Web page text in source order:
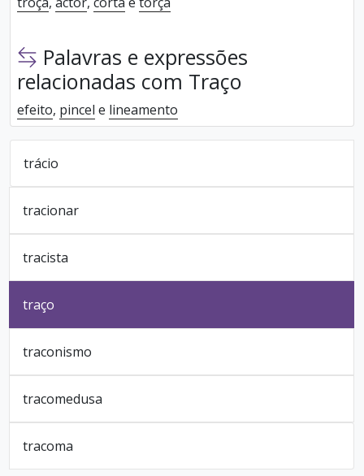
Palavras e expressões
relacionadas com Traço
efeito, pincel e lineamento
trácio
tracionar
tracista
traço
traconismo
tracomedusa
tracoma